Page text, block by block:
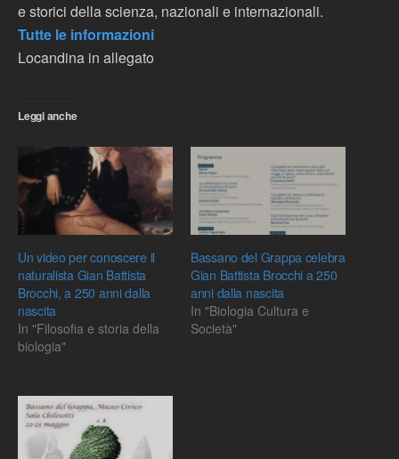
e storici della scienza, nazionali e internazionali.
Tutte le informazioni
Locandina in allegato
Leggi anche
Un video per conoscere il
naturalista Gian Battista
Brocchi, a 250 anni dalla
nascita
In "Filosofia e storia della
biologia"
Bassano del Grappa celebra
Gian Battista Brocchi a 250
anni dalla nascita
In "Biologia Cultura e
Società"